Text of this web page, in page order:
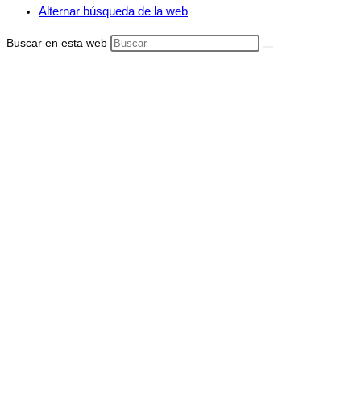
Alternar búsqueda de la web
Buscar en esta web